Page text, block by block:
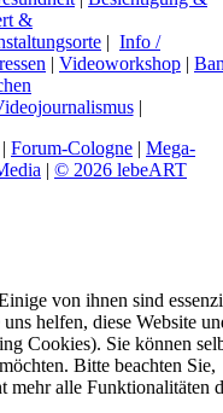
&
| Info /
| Videoworkshop |
|
| Forum-Cologne | Mega-
| © 2026 lebeART
von ihnen sind
helfen, diese Website
Cookies). Sie können
Bitte beachten Sie,
mehr alle Funktionalitäten